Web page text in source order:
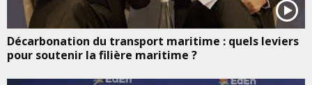
Décarbonation du transport maritime : quels leviers
pour soutenir la filière maritime ?